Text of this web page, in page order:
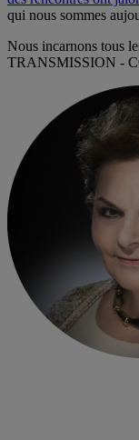
qui nous sommes
Nous incarnons tous
TRANSMISSION -